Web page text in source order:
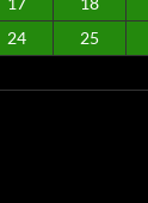
24 25